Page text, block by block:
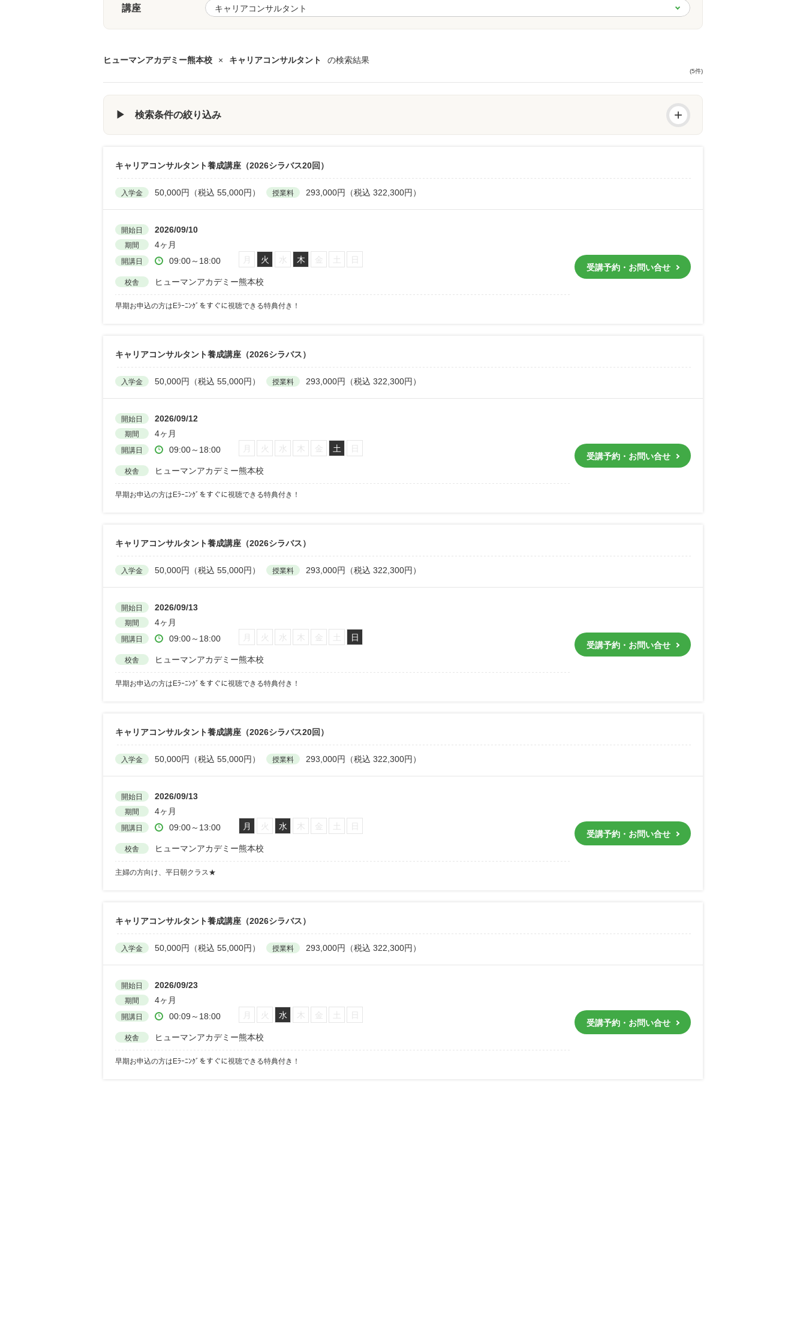
講座
ヒューマンアカデミー熊本校 × キャリアコンサルタント の検索結果
(5件)
▶ 検索条件の絞り込み +
キャリアコンサルタント養成講座（2026シラバス20回）
入学金 50,000円（税込 55,000円） 授業料 293,000円（税込 322,300円）
開始日 2026/09/10
期間 4ヶ月
開講日 09:00～18:00 月 火 水 木 金 土 日
校舎 ヒューマンアカデミー熊本校
早期お申込の方はEﾗｰﾆﾝｸﾞをすぐに視聴できる特典付き！
受講予約・お問い合せ
キャリアコンサルタント養成講座（2026シラバス）
入学金 50,000円（税込 55,000円） 授業料 293,000円（税込 322,300円）
開始日 2026/09/12
期間 4ヶ月
開講日 09:00～18:00 月 火 水 木 金 土 日
校舎 ヒューマンアカデミー熊本校
早期お申込の方はEﾗｰﾆﾝｸﾞをすぐに視聴できる特典付き！
受講予約・お問い合せ
キャリアコンサルタント養成講座（2026シラバス）
入学金 50,000円（税込 55,000円） 授業料 293,000円（税込 322,300円）
開始日 2026/09/13
期間 4ヶ月
開講日 09:00～18:00 月 火 水 木 金 土 日
校舎 ヒューマンアカデミー熊本校
早期お申込の方はEﾗｰﾆﾝｸﾞをすぐに視聴できる特典付き！
受講予約・お問い合せ
キャリアコンサルタント養成講座（2026シラバス20回）
入学金 50,000円（税込 55,000円） 授業料 293,000円（税込 322,300円）
開始日 2026/09/13
期間 4ヶ月
開講日 09:00～13:00 月 火 水 木 金 土 日
校舎 ヒューマンアカデミー熊本校
主婦の方向け、平日朝クラス★
受講予約・お問い合せ
キャリアコンサルタント養成講座（2026シラバス）
入学金 50,000円（税込 55,000円） 授業料 293,000円（税込 322,300円）
開始日 2026/09/23
期間 4ヶ月
開講日 00:09～18:00 月 火 水 木 金 土 日
校舎 ヒューマンアカデミー熊本校
早期お申込の方はEﾗｰﾆﾝｸﾞをすぐに視聴できる特典付き！
受講予約・お問い合せ